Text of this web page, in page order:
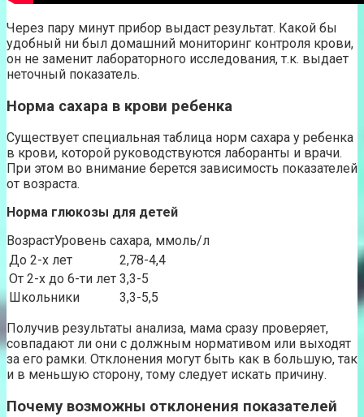
Через пару минут прибор выдаст результат. Какой бы
удобный ни был домашний мониторинг контроля крови,
он не заменит лабораторного исследования, т.к. выдает
неточный показатель.
Норма сахара в крови ребенка
Существует специальная таблица норм сахара у ребенка
в крови, которой руководствуются лаборанты и врачи.
При этом во внимание берется зависимость показателей
от возраста.
Норма глюкозы для детей
ВозрастУровень сахара, ммоль/л
До 2-х лет
2,78-4,4
От 2-х до 6-ти лет 3,3-5
Школьники
3,3-5,5
Получив результаты анализа, мама сразу проверяет,
совпадают ли они с должным нормативом или выходят
за его рамки. Отклонения могут быть как в большую, так
и в меньшую сторону, тому следует искать причину.
Почему возможны отклонения показателей